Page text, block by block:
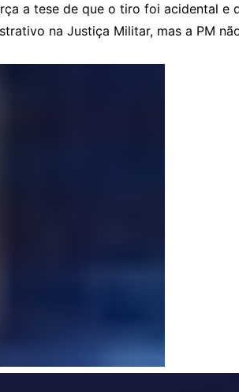
a tese de que o tiro foi acidental e
na Justiça Militar, mas a PM